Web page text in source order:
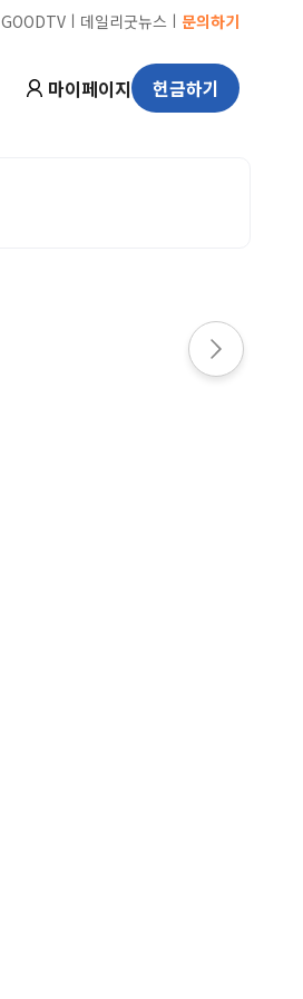
GOODTV ㅣ 데일리굿뉴스 ㅣ 문의하기
마이페이지 헌금하기